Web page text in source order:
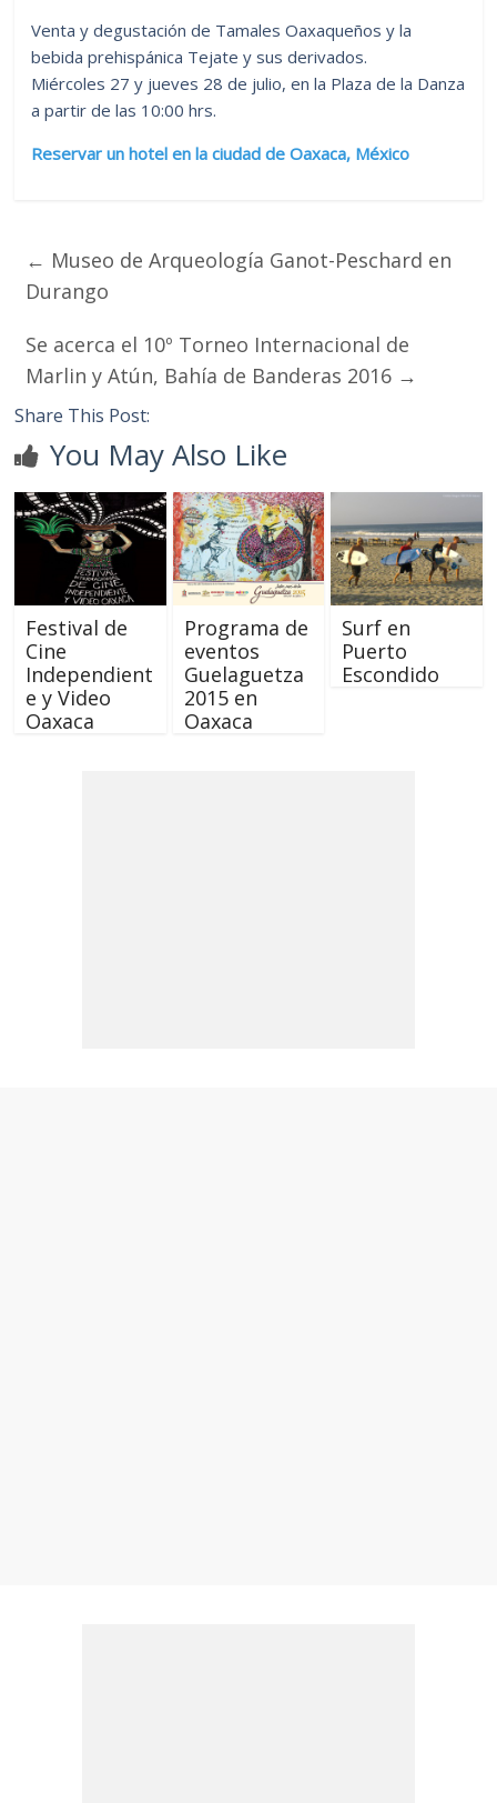
Venta y degustación de Tamales Oaxaqueños y la
bebida prehispánica Tejate y sus derivados.
Miércoles 27 y jueves 28 de julio, en la Plaza de la Danza
a partir de las 10:00 hrs.
Reservar un hotel en la ciudad de Oaxaca, México
← Museo de Arqueología Ganot-Peschard en
Durango
Se acerca el 10º Torneo Internacional de
Marlin y Atún, Bahía de Banderas 2016 →
Share This Post:
You May Also Like
Festival de
Cine
Independient
e y Video
Oaxaca
Programa de
eventos
Guelaguetza
2015 en
Oaxaca
Surf en
Puerto
Escondido